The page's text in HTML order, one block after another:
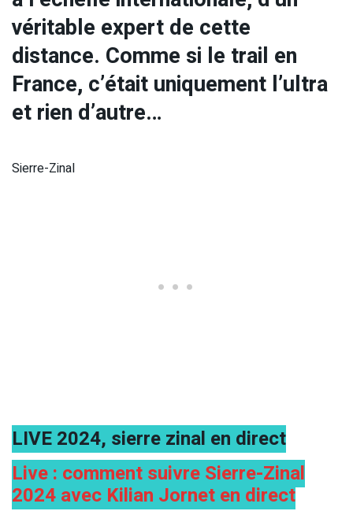
véritable expert de cette
distance. Comme si le trail en
France, c’était uniquement l’ultra
et rien d’autre…
Sierre-Zinal
LIVE 2024, sierre zinal en direct
Live : comment suivre Sierre-Zinal
2024 avec Kilian Jornet en direct